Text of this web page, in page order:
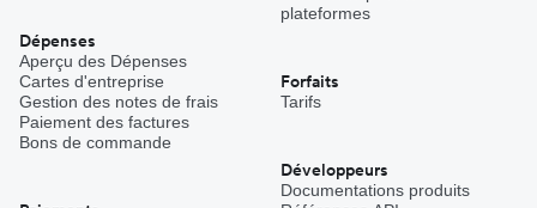
Dépenses
Aperçu des Dépenses
Cartes d'entreprise
Gestion des notes de frais
Paiement des factures
Bons de commande
plateformes
Forfaits
Tarifs
Développeurs
Documentations produits